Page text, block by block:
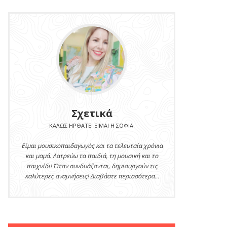
Σχετικά
ΚΑΛΏΣ ΉΡΘΑΤΕ! ΕΊΜΑΙ Η ΣΟΦΊΑ.
Είμαι μουσικοπαιδαγωγός και τα τελευταία χρόνια
και μαμά. Λατρεύω τα παιδιά, τη μουσική και το
παιχνίδι! Όταν συνδυάζονται, δημιουργούν τις
καλύτερες αναμνήσεις! Διαβάστε περισσότερα...